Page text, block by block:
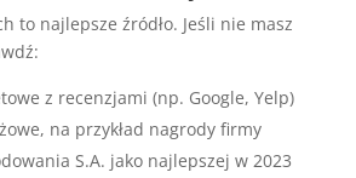
to najlepsze źródło. Jeśli nie masz
z recenzjami (np. Google, Yelp)
na przykład nagrody firmy
S.A. jako najlepszej w 2023